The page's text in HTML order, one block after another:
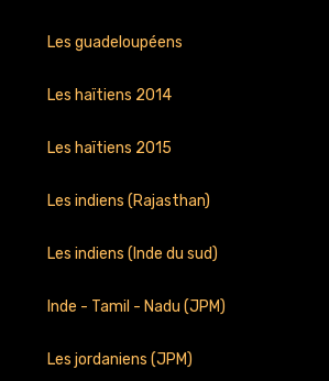
Les guadeloupéens
Les haïtiens 2014
Les haïtiens 2015
Les indiens (Rajasthan)
Les indiens (Inde du sud)
Inde - Tamil - Nadu (JPM)
Les jordaniens (JPM)